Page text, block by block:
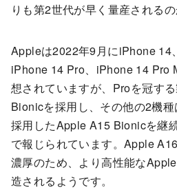
りも第2世代が早く量産されるの
Appleは2022年9月にiPhone 14
iPhone 14 Pro、iPhone 14 Pro
想されていますが、Proを冠す
Bionicを採用し、その他の2機
採用したApple A15 Bionicを継
で報じられています。Apple
濃厚のため、より高性能な
造されるようです。